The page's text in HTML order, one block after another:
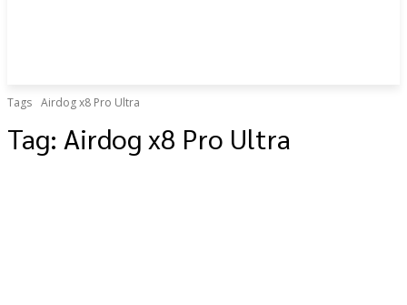
Tags Airdog x8 Pro Ultra
Tag: Airdog x8 Pro Ultra